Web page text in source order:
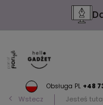
Obsługa PL +48
Wstecz Jesteś